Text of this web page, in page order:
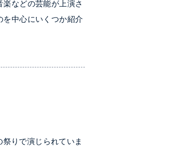
などの芸能が上演さ
中心にいくつか紹介
りで演じられていま